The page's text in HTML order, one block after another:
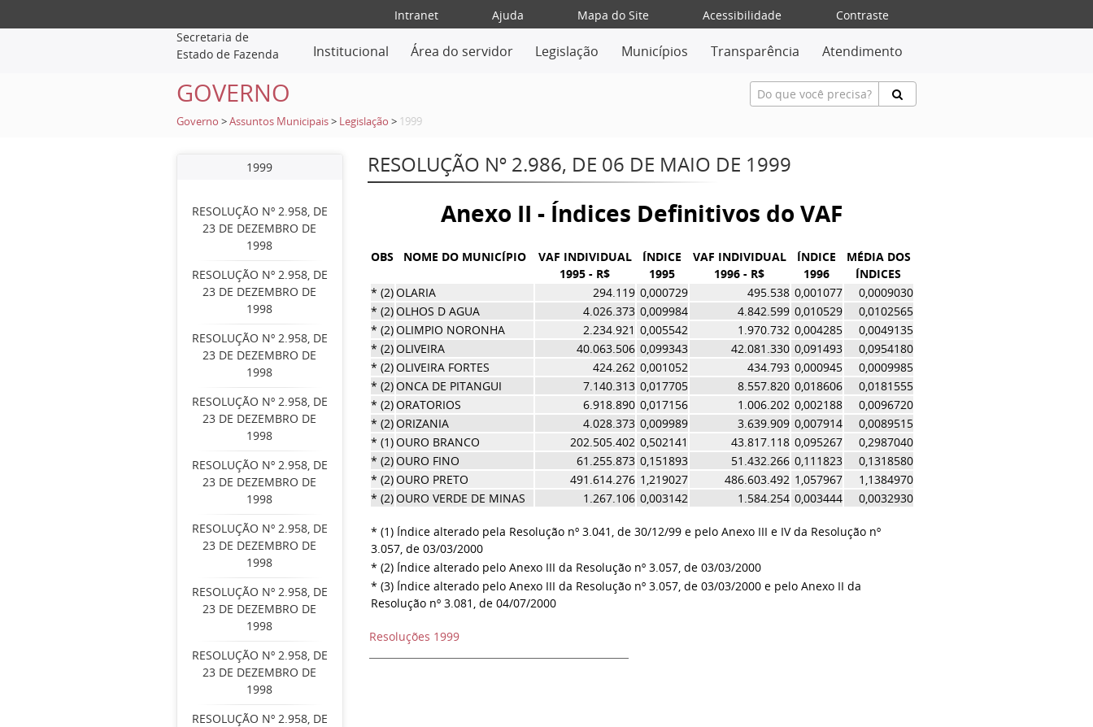
Intranet Ajuda Mapa do Site Acessibilidade
Contraste
Secretaria de
Estado de Fazenda
Institucional Área do servidor Legislação Municípios Transparência Atendimento
GOVERNO
Governo >Assuntos Municipais > Legislação > 1999
1999
RESOLUÇÃO Nº 2.958, DE
23 DE DEZEMBRO DE
1998
RESOLUÇÃO Nº 2.958, DE
23 DE DEZEMBRO DE
1998
RESOLUÇÃO Nº 2.958, DE
23 DE DEZEMBRO DE
1998
RESOLUÇÃO Nº 2.958, DE
23 DE DEZEMBRO DE
1998
RESOLUÇÃO Nº 2.958, DE
23 DE DEZEMBRO DE
1998
RESOLUÇÃO Nº 2.958, DE
23 DE DEZEMBRO DE
1998
RESOLUÇÃO Nº 2.958, DE
23 DE DEZEMBRO DE
1998
RESOLUÇÃO Nº 2.958, DE
23 DE DEZEMBRO DE
1998
RESOLUÇÃO Nº 2.958, DE
RESOLUÇÃO Nº 2.986, DE 06 DE MAIO DE 1999
Anexo II - Índices Definitivos do VAF
OBS NOME DO MUNICÍPIO
VAF INDIVIDUAL
1995 - R$
ÍNDICE
1995
VAF INDIVIDUAL
1996 - R$
ÍNDICE
1996
MÉDIA DOS
ÍNDICES
* (2)OLARIA 294.119 0,000729 495.538 0,001077
0,0009030
* (2)OLHOS D AGUA 4.026.373 0,009984 4.842.599 0,010529
0,0102565
* (2)OLIMPIO NORONHA 2.234.921 0,005542 1.970.732 0,004285
0,0049135
* (2)OLIVEIRA 40.063.506 0,099343 42.081.330 0,091493
0,0954180
* (2)OLIVEIRA FORTES 424.262 0,001052 434.793 0,000945
0,0009985
* (2)ONCA DE PITANGUI 7.140.313 0,017705 8.557.820 0,018606
0,0181555
* (2)ORATORIOS 6.918.890 0,017156 1.006.202 0,002188
0,0096720
* (2)ORIZANIA 4.028.373 0,009989 3.639.909 0,007914
0,0089515
* (1)OURO BRANCO 202.505.402 0,502141 43.817.118 0,095267
0,2987040
* (2)OURO FINO 61.255.873 0,151893 51.432.266 0,111823
0,1318580
* (2)OURO PRETO 491.614.276 1,219027 486.603.492 1,057967
1,1384970
* (2)OURO VERDE DE MINAS 1.267.106 0,003142 1.584.254 0,003444 0,0032930
* (1) Índice alterado pela Resolução nº 3.041, de 30/12/99 e pelo Anexo III e IV da Resolução nº
3.057, de 03/03/2000
* (2) Índice alterado pelo Anexo III da Resolução nº 3.057, de 03/03/2000
* (3) Índice alterado pelo Anexo III da Resolução nº 3.057, de 03/03/2000 e pelo Anexo II da
Resolução nº 3.081, de 04/07/2000
Resoluções 1999